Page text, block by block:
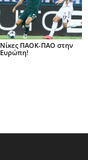
Νίκες ΠΑΟΚ-ΠΑΟ στην
Ευρώπη!